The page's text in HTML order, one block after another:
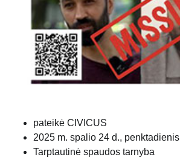
pateikė CIVICUS
2025 m. spalio 24 d., penktadienis
Tarptautinė spaudos tarnyba